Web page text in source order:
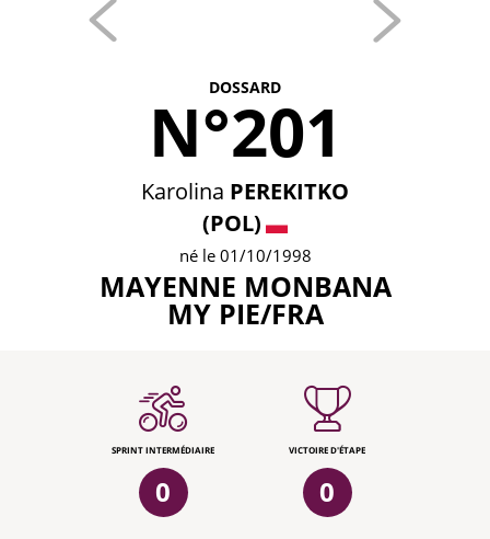
DOSSARD
N°201
Karolina PEREKITKO
(POL)
né le 01/10/1998
MAYENNE MONBANA
MY PIE/FRA
SPRINT INTERMÉDIAIRE
0
VICTOIRE D'ÉTAPE
0